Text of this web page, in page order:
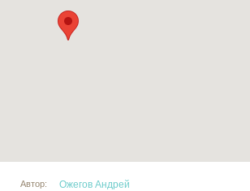
Автор:
Ожегов Андрей